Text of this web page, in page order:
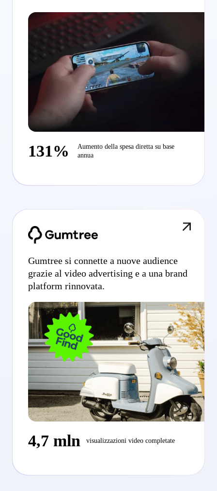
131%
Aumento della spesa diretta su base
annua
Gumtree si connette a nuove audience
grazie al video advertising e a una brand
platform rinnovata.
4,7 mln visualizzazioni video completate